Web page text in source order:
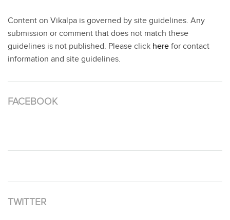
Content on Vikalpa is governed by site guidelines. Any
submission or comment that does not match these
guidelines is not published. Please click here for contact
information and site guidelines.
FACEBOOK
TWITTER